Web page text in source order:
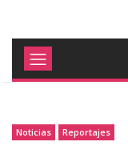
Noticias Reportajes